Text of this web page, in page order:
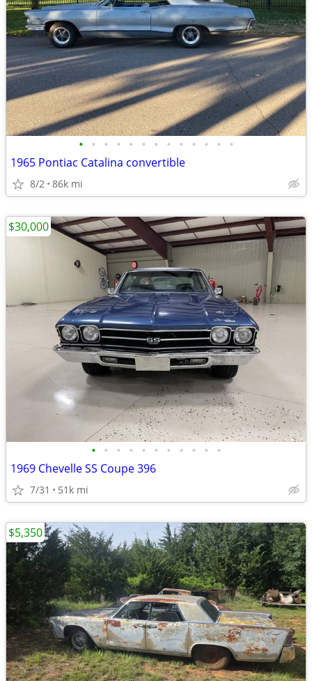
• • • • • • • • • • • • •
1965 Pontiac Catalina convertible
8/2 86k mi
• • • • • • • • • • •
1969 Chevelle SS Coupe 396
7/31 51k mi
$30,000
$5,350